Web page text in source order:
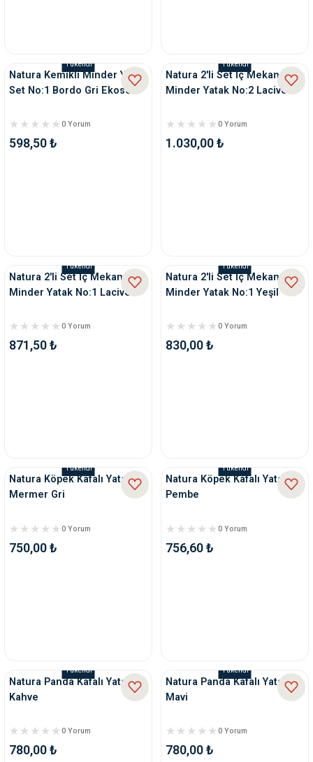
Tükendi
Natura Kemikli Minder Yatak
Set No:1 Bordo Gri Ekose
0 Yorum
598,50 ₺
Tükendi
Natura 2'li Set İç Mekan
Minder Yatak No:2 Lacivert
0 Yorum
1.030,00 ₺
Tükendi
Natura 2'li Set İç Mekan
Minder Yatak No:1 Lacivert
0 Yorum
871,50 ₺
Tükendi
Natura 2'li Set İç Mekan
Minder Yatak No:1 Yeşil
0 Yorum
830,00 ₺
Tükendi
Natura Köpek Kafalı Yatak
Mermer Gri
0 Yorum
750,00 ₺
Tükendi
Natura Köpek Kafalı Yatak
Pembe
0 Yorum
756,60 ₺
Tükendi
Natura Panda Kafalı Yatak
Kahve
0 Yorum
780,00 ₺
Tükendi
Natura Panda Kafalı Yatak
Mavi
0 Yorum
780,00 ₺